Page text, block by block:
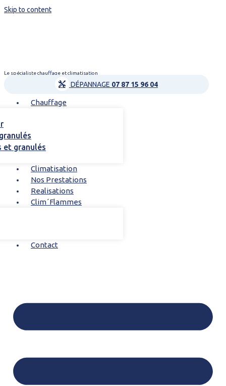
Skip to content
Le spécialiste chauffage et climatisation
DÉPANNAGE 07 87 15 96 04
Chauffage
et granulés
Climatisation
Nos Prestations
Realisations
Clim´Flammes
Contact